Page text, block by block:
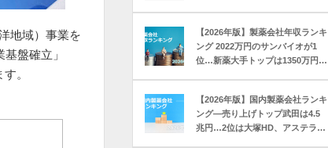
地域）事業を
盤確立」
。
【2026年版】製薬会社年収ランキ
ング 2022万円のサンバイオが1
位…新薬大手トップは1350万円の
【2026年版】国内製薬会社ランキ
ング―売り上げトップ武田は4.5
兆円…2位は大塚HD、アステラス